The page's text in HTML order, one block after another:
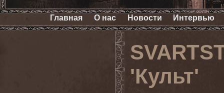
Главная О нас Новости Интервью
'Культ'